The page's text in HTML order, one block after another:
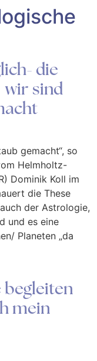
die
wir sind
gemacht“, so
Helmholtz-
Dominik Koll im
die These
der Astrologie,
und es eine
Planeten „da
begleiten
mein